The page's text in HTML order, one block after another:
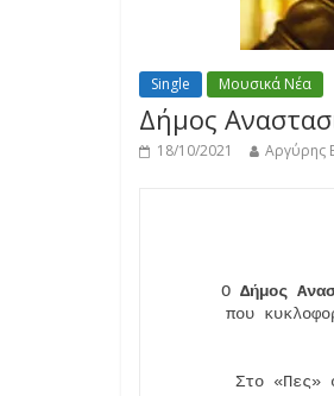
Single Μουσικά Νέα
Δήμος
18/10/2021 Αργύρης
Ο Δήμος
που
Στο «Πες»